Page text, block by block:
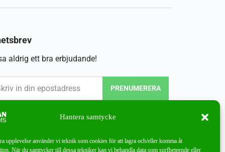
Hantera samtycke
upplevelse använder vi teknik som cookies för att lagra och/eller komma åt
När du samtycker till dessa tekniker kan vi behandla data som surfbeteende eller
aldrig ett bra erbjudande!
PRENUMERERA